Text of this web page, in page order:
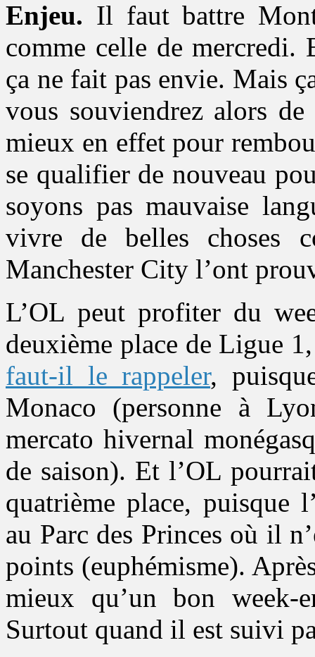
Enjeu. Il faut battre
comme celle de mercredi.
ça ne fait pas envie. Mais
vous souviendrez alors
mieux en effet pour
se qualifier de nouveau
soyons pas mauvaise
vivre de belles choses
Manchester City l’ont
L’OL peut profiter du
deuxième place de Ligue
faut-il le rappeler,
Monaco (personne à
mercato hivernal
de saison). Et l’OL
quatrième place, puisque
au Parc des Princes où il
points (euphémisme).
mieux qu’un bon week-
Surtout quand il est suivi